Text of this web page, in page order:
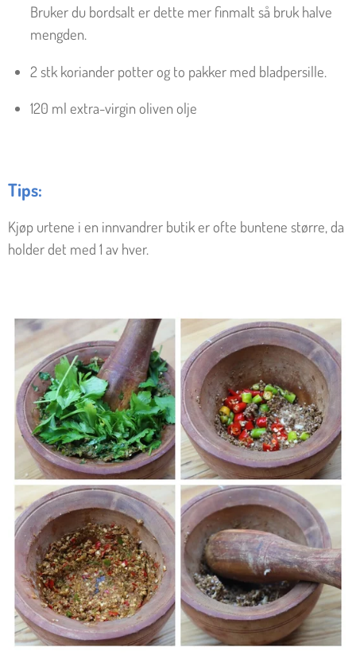
Bruker du bordsalt er dette mer finmalt så bruk halve
mengden.
2 stk koriander potter og to pakker med bladpersille.
120 ml extra-virgin oliven olje
Tips:
Kjøp urtene i en innvandrer butik er ofte buntene større, da
holder det med 1 av hver.